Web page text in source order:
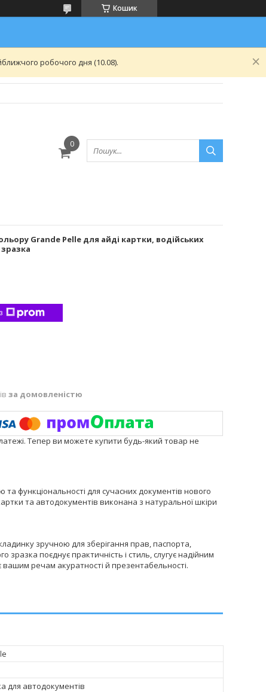
Кошик
робочого дня (10.08).
Grande Pelle для айді картки, водійських
за домовленістю
Тепер ви можете купити будь-який товар не
функціональності для сучасних документів нового
та автодокументів виконана з натуральної шкіри
зручною для зберігання прав, паспорта,
поєднує практичність і стиль, слугує надійним
вашим речам акуратності й презентабельності.
для автодокументів